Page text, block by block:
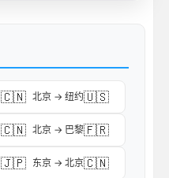
🇨🇳 北京 → 纽约🇺🇸
🇨🇳 北京 → 巴黎🇫🇷
🇯🇵 东京 → 北京🇨🇳